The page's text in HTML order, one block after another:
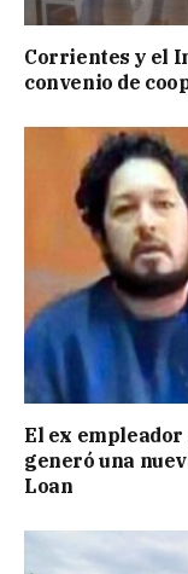
Corrientes y el
convenio de
El ex
generó una
Loan